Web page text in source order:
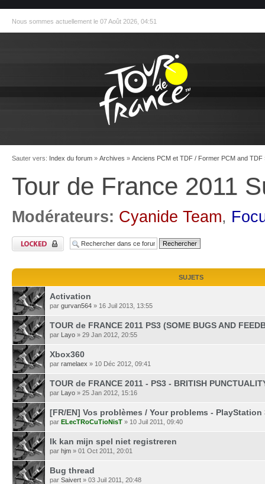
Nous sommes actuellement le 07 Août 2026, 04:51
Sauter vers: Index du forum » Archives » Anciens PCM et TDF / Former PCM and TDF
Tour de France 2011
Modérateurs: Cyanide Team,
SUJETS
Activation
par gurvan564 » 16 Juil 2013, 13:55
TOUR de FRANCE 2011 PS3 (SOME BUGS AND
par Layo » 29 Jan 2012, 20:55
Xbox360
par ramelaex » 10 Déc 2012, 09:41
TOUR de FRANCE 2011 - PS3 - BRITISH
par Layo » 25 Jan 2012, 15:16
[FR/EN] Vos problèmes / Your problems - PlayStation
par ELecTRoCuTioNisT » 10 Juil 2011, 09:40
Ik kan mijn spel niet registreren
par hjm » 01 Oct 2011, 20:01
Bug thread
par Saivert » 03 Juil 2011, 20:48